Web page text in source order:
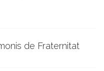
de Fraternitat